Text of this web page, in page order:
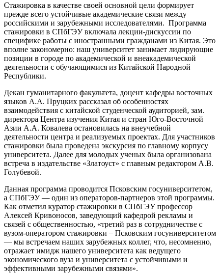
Стажировка в качестве своей основной цели формирует
прежде всего устойчивые академические связи между
российскими и зарубежными исследователями. Программа
стажировки в СПбГЭУ включала лекции-дискуссии по
специфике работы с иностранными гражданами из Китая. Это
вполне закономерно: наш университет занимает лидирующие
позиции в городе по академической и внеакадемической
деятельности с обучающимися из Китайской Народной
Республики.
Декан гуманитарного факультета, доцент кафедры восточных
языков А.А. Пруцких рассказал об особенностях
взаимодействия с китайской студенческой аудиторией, зам.
директора Центра изучения Китая и стран Юго-Восточной
Азии А.А. Ковалева остановилась на внеучебной
деятельности центра и реализуемых проектах. Для участников
стажировки была проведена экскурсия по главному корпусу
университета. Далее для молодых ученых была организована
встреча в издательстве «Златоуст» с главным редактором А.В.
Голубевой.
Данная программа проводится Псковским госуниверситетом,
а СПбГЭУ — один из операторов-партнеров этой программы.
Как отметил куратор стажировки в СПбГЭУ профессор
Алексей Кривоносов, заведующий кафедрой рекламы и
связей с общественностью, «третий раз в сотрудничестве с
вузом-оператором стажировки – Псковским госуниверситетом
— мы встречаем наших зарубежных коллег, что, несомненно,
отражает имидж нашего университета как ведущего
экономического вуза и университета с устойчивыми и
эффективными зарубежными связями».